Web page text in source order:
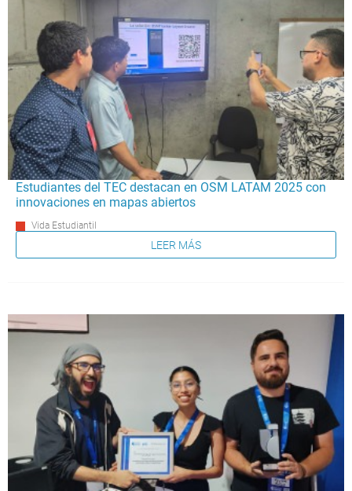
Estudiantes del TEC destacan en OSM LATAM 2025 con
innovaciones en mapas abiertos
Vida Estudiantil
LEER MÁS